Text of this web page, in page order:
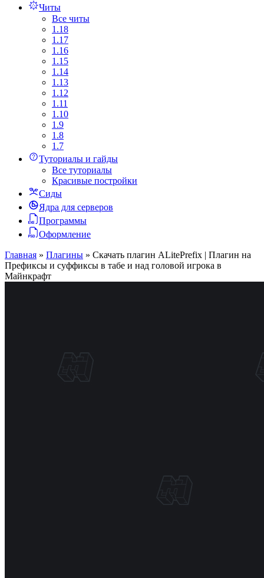
Читы
Все читы
1.18
1.17
1.16
1.15
1.14
1.13
1.12
1.11
1.10
1.9
1.8
1.7
Туториалы и гайды
Все туториалы
Красивые постройки
Сиды
Ядра для серверов
Программы
Оформление
Главная » Плагины » Скачать плагин ALitePrefix | Плагин на
Префиксы и суффиксы в табе и над головой игрока в
Майнкрафт